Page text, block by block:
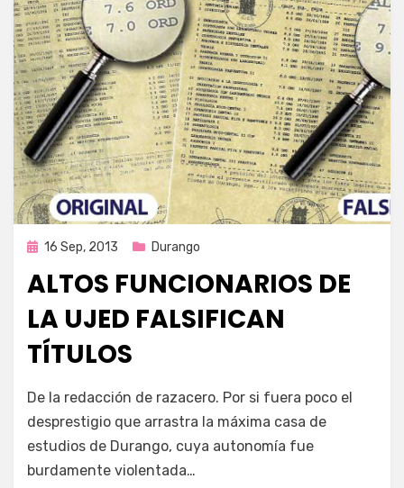
Publicada
16 Sep, 2013 Durango
ALTOS FUNCIONARIOS DE
LA UJED FALSIFICAN
TÍTULOS
por Enrique
De la redacción de razacero. Por si fuera poco el
desprestigio que arrastra la máxima casa de
estudios de Durango, cuya autonomía fue
burdamente violentada…